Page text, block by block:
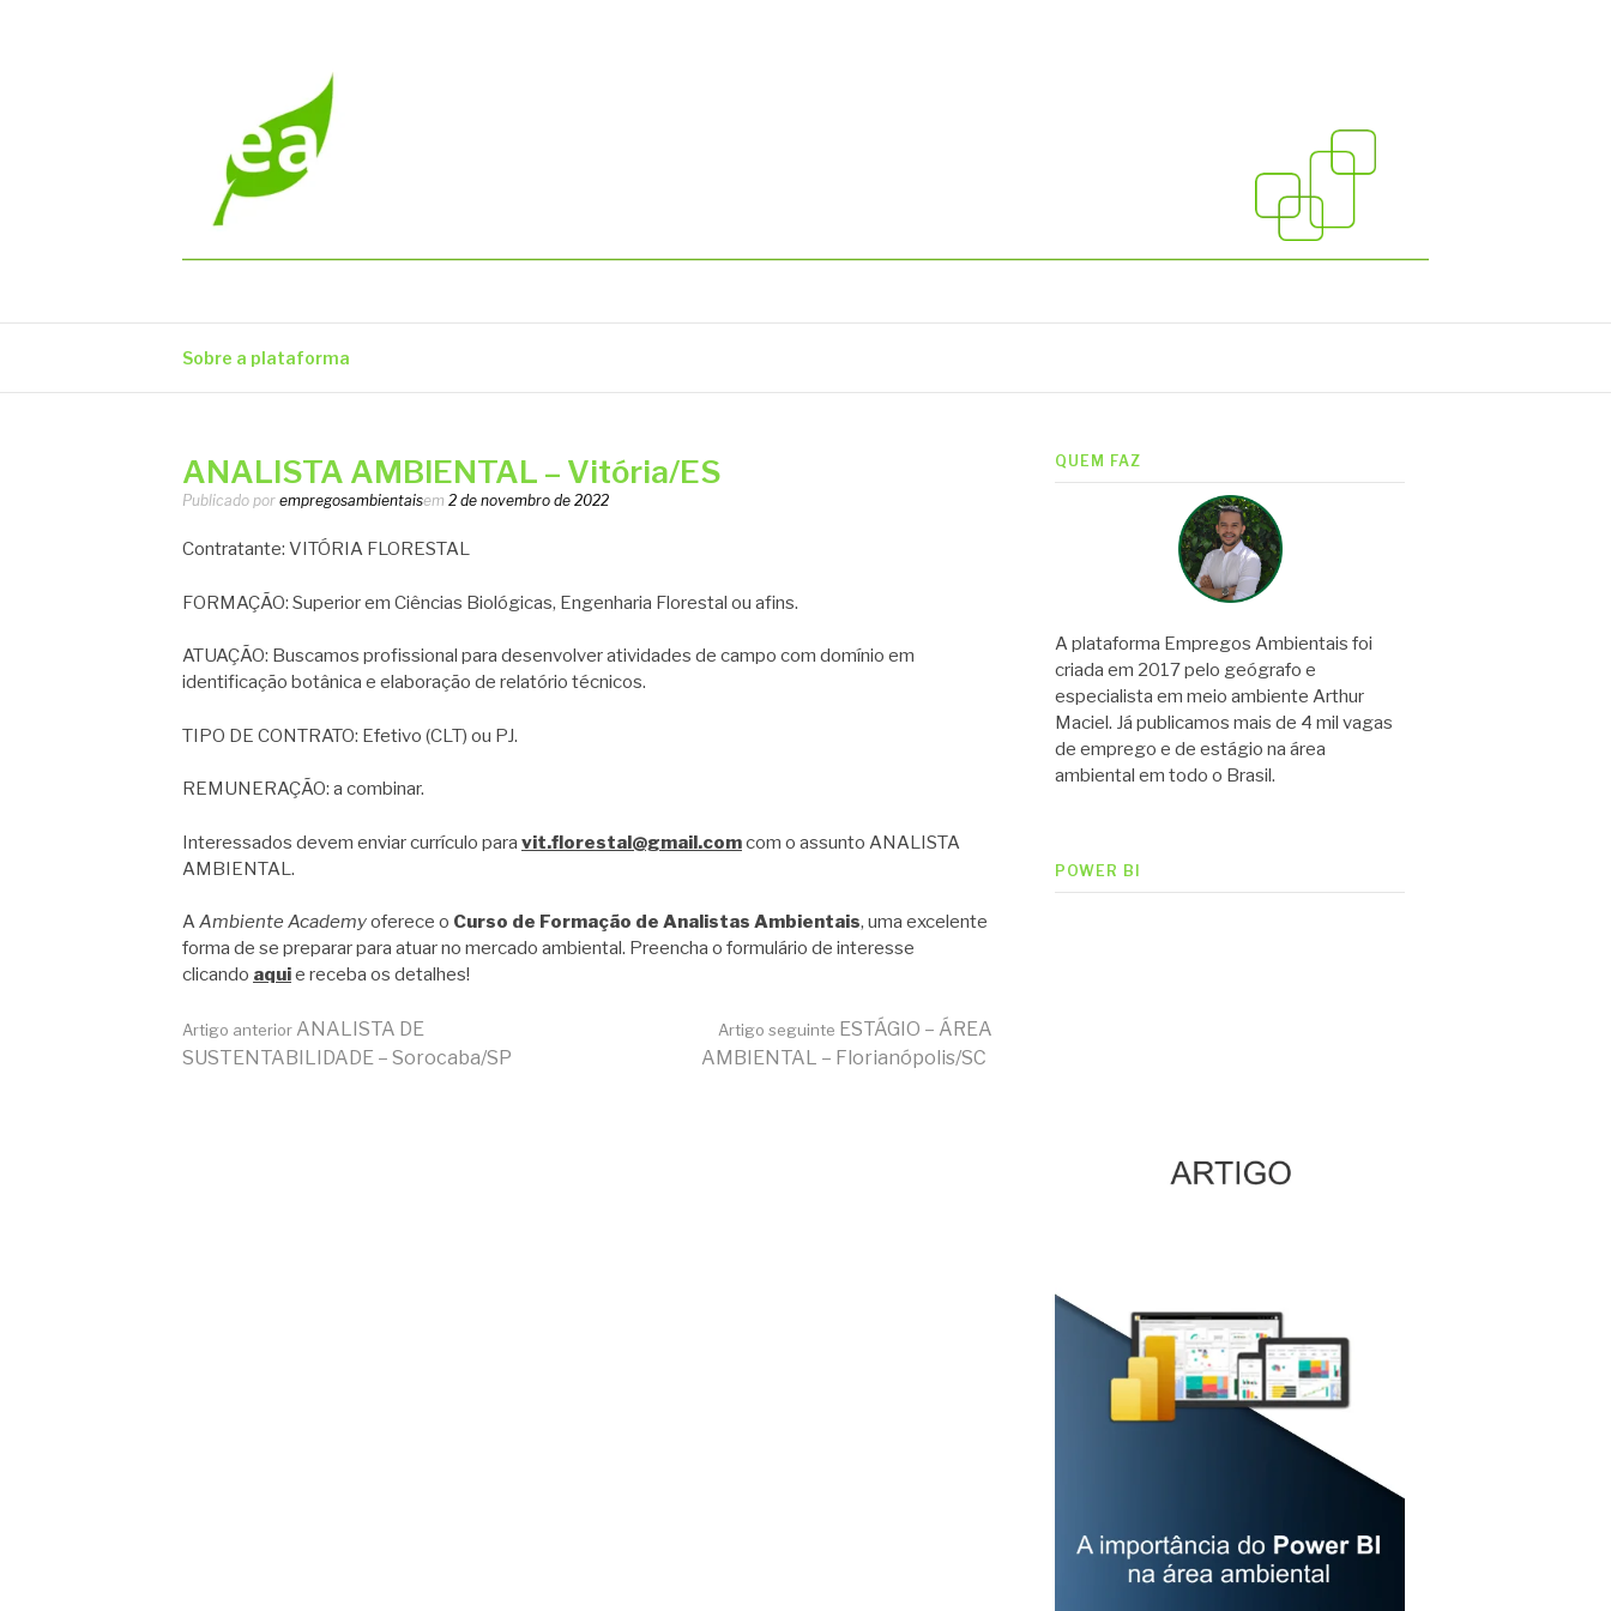
Sobre a plataforma
ANALISTA AMBIENTAL – Vitória/ES
Publicado por empregosambientaisem 2 de novembro de 2022
Contratante: VITÓRIA FLORESTAL
FORMAÇÃO: Superior em Ciências Biológicas, Engenharia Florestal ou afins.
ATUAÇÃO: Buscamos profissional para desenvolver atividades de campo com domínio em
identificação botânica e elaboração de relatório técnicos.
TIPO DE CONTRATO: Efetivo (CLT) ou PJ.
REMUNERAÇÃO: a combinar.
Interessados devem enviar currículo para vit.florestal@gmail.comcom o assunto ANALISTA
AMBIENTAL.
AAmbiente Academyoferece o Curso de Formação de Analistas Ambientais, uma excelente
forma de se preparar para atuar no mercado ambiental. Preencha o formulário de interesse
clicando aquie receba os detalhes!
Continue
Artigo anterior ANALISTA DE
SUSTENTABILIDADE – Sorocaba/SP
Artigo seguinte ESTÁGIO – ÁREA
AMBIENTAL – Florianópolis/SC
QUEM FAZ
A plataforma Empregos Ambientais foi
criada em 2017 pelo geógrafo e
especialista em meio ambiente Arthur
Maciel. Já publicamos mais de 4 mil vagas
de emprego e de estágio na área
ambiental em todo o Brasil.
POWER BI